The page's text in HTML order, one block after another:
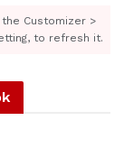
Customizer >
to refresh it.